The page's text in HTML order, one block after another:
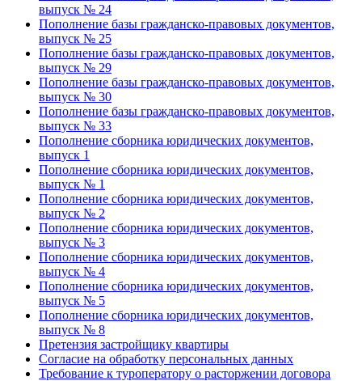
выпуск № 24
Пополнение базы гражданско-правовых документов,
выпуск № 25
Пополнение базы гражданско-правовых документов,
выпуск № 29
Пополнение базы гражданско-правовых документов,
выпуск № 30
Пополнение базы гражданско-правовых документов,
выпуск № 33
Пополнение сборника юридических документов,
выпуск 1
Пополнение сборника юридических документов,
выпуск № 1
Пополнение сборника юридических документов,
выпуск № 2
Пополнение сборника юридических документов,
выпуск № 3
Пополнение сборника юридических документов,
выпуск № 4
Пополнение сборника юридических документов,
выпуск № 5
Пополнение сборника юридических документов,
выпуск № 8
Претензия застройщику квартиры
Согласие на обработку персональных данных
Требование к туроператору о расторжении договора